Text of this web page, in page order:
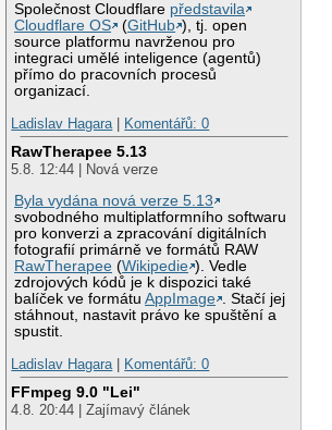
Společnost Cloudflare představila
Cloudflare OS
(GitHub ), tj. open
source platformu navrženou pro
integraci umělé inteligence (agentů)
přímo do pracovních procesů
organizací.
Ladislav Hagara
Komentářů: 0
RawTherapee 5.13
5.8. 12:44 | Nová verze
Byla vydána nová verze 5.13
svobodného multiplatformního softwaru
pro konverzi a zpracování digitálních
fotografií primárně ve formátů RAW
RawTherapee (Wikipedie ). Vedle
zdrojových kódů je k dispozici také
balíček ve formátuAppImage . Stačí jej
stáhnout, nastavit právo ke spuštění a
spustit.
Ladislav Hagara
Komentářů: 0
FFmpeg 9.0 "Lei"
4.8. 20:44 | Zajímavý článek